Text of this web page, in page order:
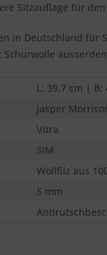
Sitzauflage für
in Deutschland
L: 39,7 cm | B:
Jasper
Vitra
SIM
Wollfilz aus
5 mm